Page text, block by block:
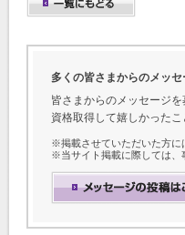
多くの皆さまからのメッセ
皆さまからのメッセージ
資格取得して嬉しかった
※掲載させていただいた方に
※当サイト掲載に際しては、